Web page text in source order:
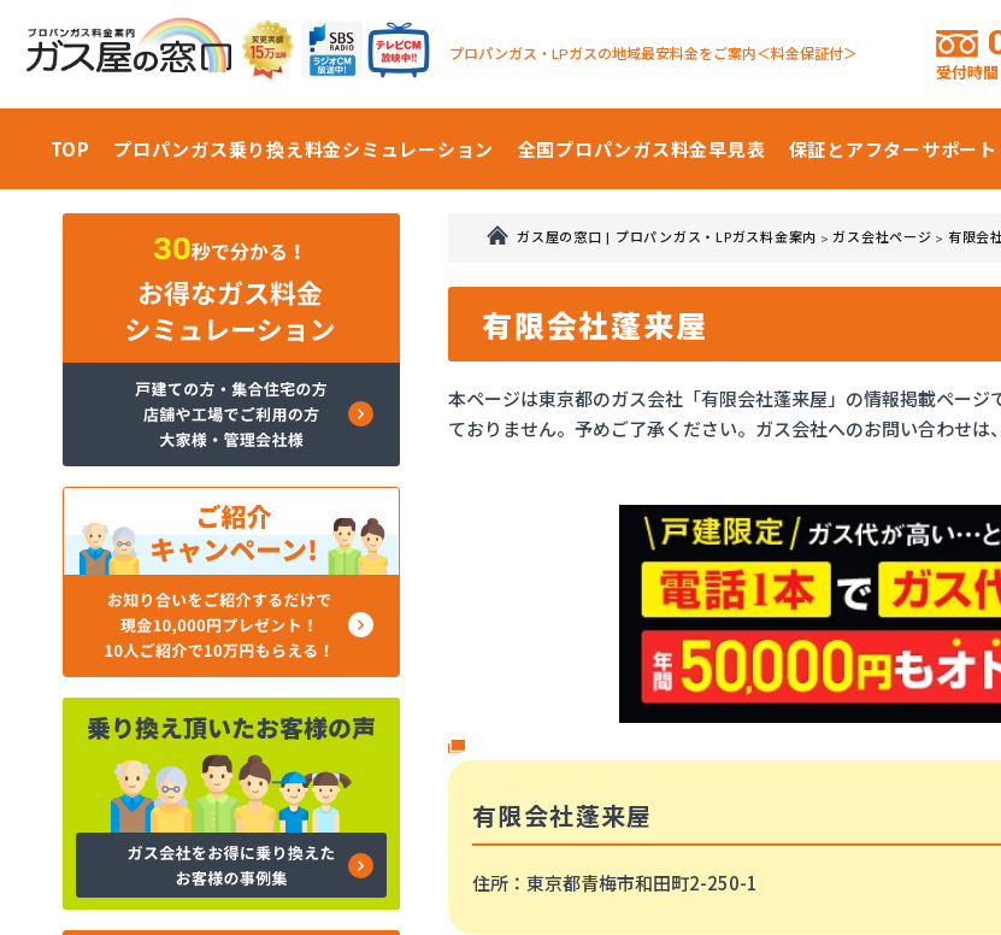
プロパンガス・LPガスの地域最安料金をご案内＜料金保証付＞
受付時間
TOP プロパンガス乗り換え料金シミュレーション 全国プロパンガス料金早見表 保証とアフターサポート
ガス屋の窓口 | プロパンガス・LPガス料金案内 >ガス会社ページ > 有限会
有限会社蓬来屋
本ページは東京都のガス会社「有限会社蓬来屋」の情報掲載ペー
ておりません。予めご了承ください。ガス会社へのお問い合わせは
有限会社蓬来屋
住所 ：東京都青梅市和田町2-250-1